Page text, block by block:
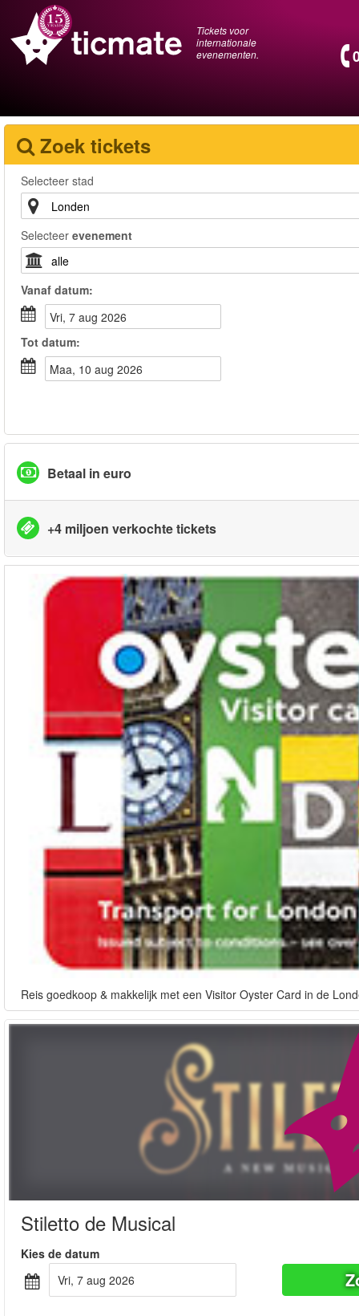
Tickets voor
internationale
evenementen.
Zoek tickets
Selecteer stad
Selecteer evenement
Vanaf datum:
vri, 7 aug 2026
Tot datum:
maa, 10 aug 2026
Betaal in euro
+4 miljoen verkochte tickets
Reis goedkoop & makkelijk met een Visitor Oyster Card in de
Stiletto de Musical
Kies de datum
vri, 7 aug 2026